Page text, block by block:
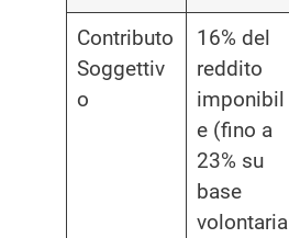
Contributo
Soggettiv
o
16% del
reddito
imponibil
e (fino a
23% su
base
volontaria